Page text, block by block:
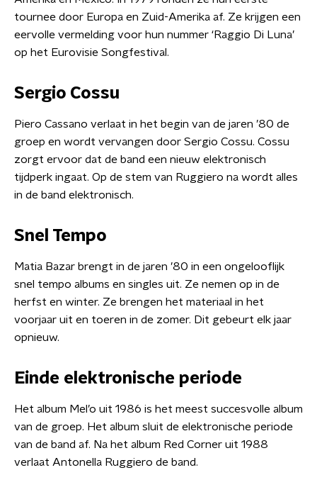
tournee door Europa en Zuid-Amerika af. Ze krijgen een
eervolle vermelding voor hun nummer ‘Raggio Di Luna’
op het Eurovisie Songfestival.
Sergio Cossu
Piero Cassano verlaat in het begin van de jaren ’80 de
groep en wordt vervangen door Sergio Cossu. Cossu
zorgt ervoor dat de band een nieuw elektronisch
tijdperk ingaat. Op de stem van Ruggiero na wordt alles
in de band elektronisch.
Snel Tempo
Matia Bazar brengt in de jaren ’80 in een ongelooflijk
snel tempo albums en singles uit. Ze nemen op in de
herfst en winter. Ze brengen het materiaal in het
voorjaar uit en toeren in de zomer. Dit gebeurt elk jaar
opnieuw.
Einde elektronische periode
Het album Mel’o uit 1986 is het meest succesvolle album
van de groep. Het album sluit de elektronische periode
van de band af. Na het album Red Corner uit 1988
verlaat Antonella Ruggiero de band.